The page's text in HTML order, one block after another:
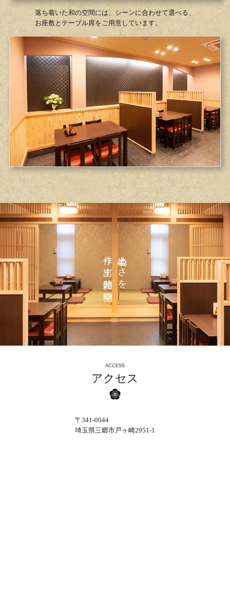
落ち着いた和の空間には、シーンに合わせて選べる、
お座敷とテーブル席をご用意しています。
心地よさを
作り出す時間と空間。
ACCESS
アクセス
〒341-0044
埼玉県三郷市戸ヶ崎2951-1